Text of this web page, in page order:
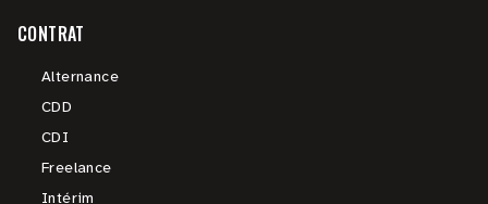
CONTRAT
Alternance
CDD
CDI
Freelance
Intérim